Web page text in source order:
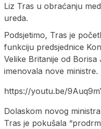
Liz Tras u obraćanju
ureda.
Podsjetimo, Tras je
funkciju predsjednice
Velike Britanije od
imenovala nove ministre.
https://youtu.be/
Dolaskom novog
Tras je pokušala